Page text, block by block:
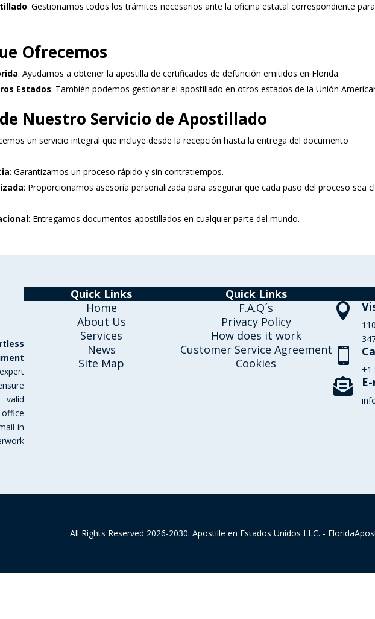
: Gestionamos todos los trámites necesarios ante la oficina estatal correspondiente para
Ofrecemos
: Ayudamos a obtener la apostilla de certificados de defunción emitidos en Florida.
Estados: También podemos gestionar el apostillado en otros estados de la Unión
Nuestro Servicio de Apostillado
un servicio integral que incluye desde la recepción hasta la entrega del documento
: Garantizamos un proceso rápido y sin contratiempos.
: Proporcionamos asesoría personalizada para asegurar que cada paso del proceso sea
: Entregamos documentos apostillados en cualquier parte del mundo.
office
in
Quick Links
Home
About Us
Services
News
Site Map
Quick Links
F.A.Q´s
Privacy Policy
How does it work
Customer Service Agreement
Cookies


+1

All Rights Reserved 2026-2030. Apostille en Estados Unidos LLC. -